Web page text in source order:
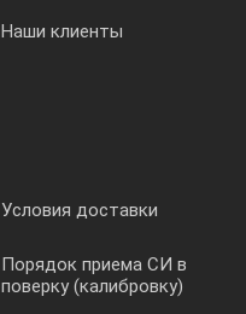
Наши клиенты
Условия доставки
Порядок приема СИ в
поверку (калибровку)